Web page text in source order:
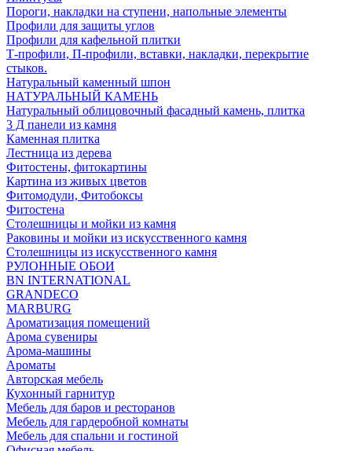
Пороги, накладки на ступени, напольные элементы
Профили для защиты углов
Профили для кафельной плитки
Т-профили, П-профили, вставки, накладки, перекрытие
стыков.
Натуральный каменный шпон
НАТУРАЛЬНЫЙ КАМЕНЬ
Натуральный облицовочный фасадный камень, плитка
3 Д панели из камня
Каменная плитка
Лестница из дерева
Фитостены, фитокартины
Картина из живых цветов
Фитомодули, Фитобоксы
Фитостена
Столешницы и мойки из камня
Раковины и мойки из искусственного камня
Столешницы из искусственного камня
РУЛОННЫЕ ОБОИ
BN INTERNATIONAL
GRANDECO
MARBURG
Ароматизация помещений
Арома сувениры
Арома-машины
Ароматы
Авторская мебель
Кухонный гарнитур
Мебель для баров и ресторанов
Мебель для гардеробной комнаты
Мебель для спальни и гостиной